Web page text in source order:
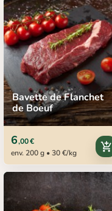
Bavette de Flanchet
de Boeuf
6,00 €
env. 200 g • 30 €/kg
add_shopping_cart